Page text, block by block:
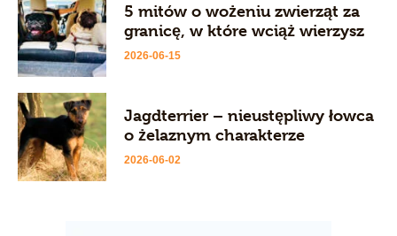
5 mitów o wożeniu zwierząt za
granicę, w które wciąż wierzysz
2026-06-15
Jagdterrier – nieustępliwy łowca
o żelaznym charakterze
2026-06-02